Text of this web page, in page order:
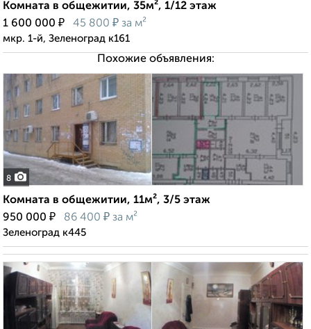
Комната в общежитии, 35м², 1/12 этаж
1 600 000 ₽ 45 800 ₽ за м²
мкр. 1-й, Зеленоград к161
Похожие объявления:
8
Комната в общежитии, 11м², 3/5 этаж
950 000 ₽ 86 400 ₽ за м²
Зеленоград к445